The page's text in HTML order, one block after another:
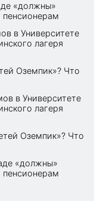
«должны»
пенсионерам
в Университете
лагеря
Оземпик»? Что
в Университете
лагеря
Оземпик»? Что
«должны»
пенсионерам